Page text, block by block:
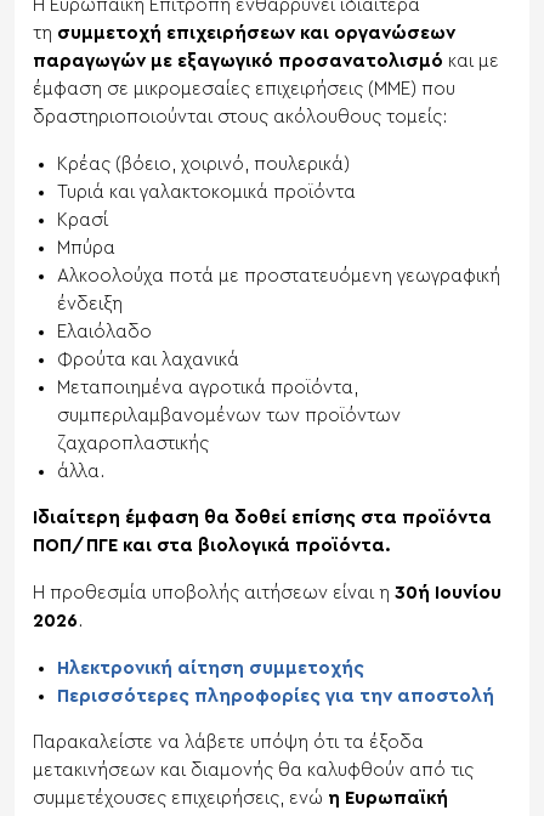
Η Ευρωπαϊκή Επιτροπή ενθαρρύνει ιδιαίτερα
τη συμμετοχή επιχειρήσεων και οργανώσεων
παραγωγών με εξαγωγικό προσανατολισμό και με
έμφαση σε μικρομεσαίες επιχειρήσεις (ΜΜΕ) που
δραστηριοποιούνται στους ακόλουθους τομείς:
Κρέας (βόειο, χοιρινό, πουλερικά)
Τυριά και γαλακτοκομικά προϊόντα
Κρασί
Μπύρα
Αλκοολούχα ποτά με προστατευόμενη γεωγραφική
ένδειξη
Ελαιόλαδο
Φρούτα και λαχανικά
Μεταποιημένα αγροτικά προϊόντα,
συμπεριλαμβανομένων των προϊόντων
ζαχαροπλαστικής
άλλα.
Ιδιαίτερη έμφαση θα δοθεί επίσης στα προϊόντα
ΠΟΠ/ΠΓΕ και στα βιολογικά προϊόντα.
Η προθεσμία υποβολής αιτήσεων είναι η 30ή Ιουνίου
2026 .
Ηλεκτρονική αίτηση συμμετοχής
Περισσότερες πληροφορίες για την αποστολή
Παρακαλείστε να λάβετε υπόψη ότι τα έξοδα
μετακινήσεων και διαμονής θα καλυφθούν από τις
συμμετέχουσες επιχειρήσεις, ενώ η Ευρωπαϊκή